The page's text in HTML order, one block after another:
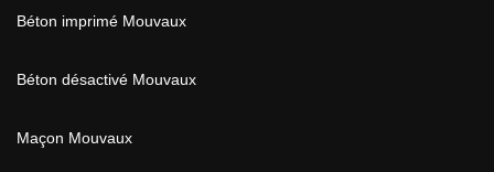
Béton imprimé Mouvaux
Béton désactivé Mouvaux
Maçon Mouvaux